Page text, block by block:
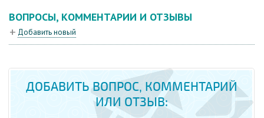
ВОПРОСЫ, КОММЕНТАРИИ И ОТЗЫВЫ
Добавить новый
ДОБАВИТЬ ВОПРОС, КОММЕНТАРИЙ
ИЛИ ОТЗЫВ: